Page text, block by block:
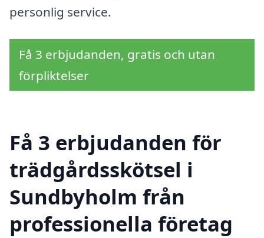
personlig service.
Få 3 erbjudanden, gratis och utan
förpliktelser
Få 3 erbjudanden för
trädgårdsskötsel i
Sundbyholm från
professionella företag